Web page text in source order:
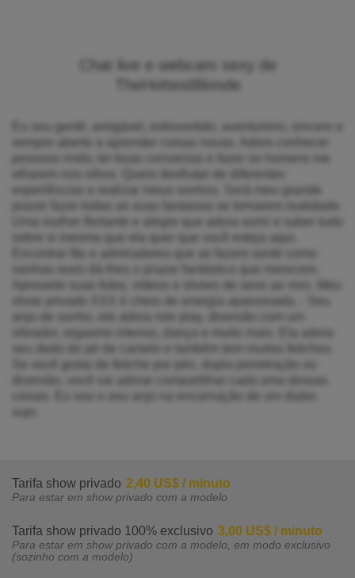
Chat live e webcam sexy de
TheHottestBlonde
Tarifa show privado 2,40 US$ / minuto
Para estar em show privado com a modelo
Tarifa show privado 100% exclusivo 3,00 US$ / minuto
Para estar em show privado com a modelo, em modo exclusivo
(sozinho com a modelo)